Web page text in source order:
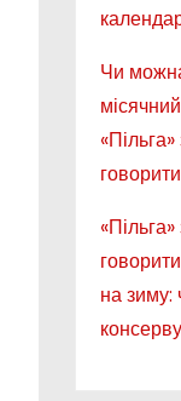
Чи
на зиму: